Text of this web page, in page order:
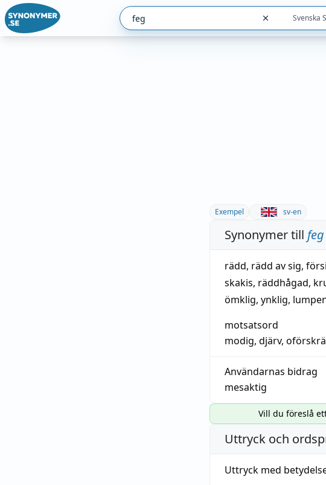
Svenska
Exempel sv-en
Synonymer till feg
rädd, rädd av sig,
skakis, räddhågad,
ömklig, ynklig,
motsatsord
modig, djärv,
Användarnas bidrag
mesaktig
Vill du föreslå
Uttryck och
Uttryck med